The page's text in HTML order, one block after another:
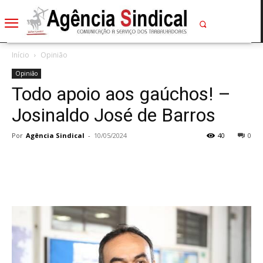
Início Opinião
Opinião
Todo apoio aos gaúchos! –
Josinaldo José de Barros
Por Agência Sindical - 10/05/2024 0
40